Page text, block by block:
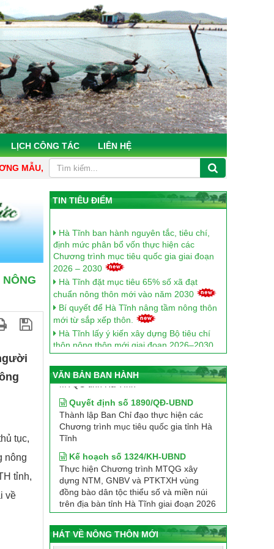
LỊCH CÔNG TÁC LIÊN HỆ
ĐỘNG, TÂM HUYẾT, KHOA HỌC, HIỆU QUẢ"
tục,
nông
tỉnh,
về
TIN TIÊU ĐIỂM
định mức phân bổ vốn thực hiện các
Chương trình mục tiêu quốc gia giai đoạn
2026 – 2030
Hà Tĩnh đặt mục tiêu 65% số xã đạt
chuẩn nông thôn mới vào năm 2030
Bí quyết để Hà Tĩnh nâng tầm nông thôn
mới từ sắp xếp thôn.
Hà Tĩnh lấy ý kiến xây dựng Bộ tiêu chí
thôn nông thôn mới giai đoạn 2026–2030
mới giai đoạn 2026 - 2030 gắn với phát
triển Chương trình OCOP
Hà Tĩnh triển khai đồng bộ các giải pháp
phát triển nông nghiệp, nông dân, nông
thôn đến năm 2030, tầm nhìn 2045
Hà Tĩnh đánh giá, phân hạng 9 sản phẩm
OCOP đạt 4 sao năm 2025
Hà Tĩnh vững bước trên hành trình xây
dựng nông thôn mới
Hà Tĩnh: OCOP gắn lợi thế vùng miền,
nâng tầm giá trị nông thôn
Bước chuyển mạnh mẽ trong xây dựng
NTM ở Hà Tĩnh
VĂN BẢN BAN HÀNH
Quyết định số 69/QĐ-UBND
Quy chế tổ chức và hoạt động của Ban
MTQG tỉnh Hà Tĩnh
Quyết định số 1890/QĐ-UBND
Thành lập Ban Chỉ đạo thực hiện các
Chương trình mục tiêu quốc gia tỉnh Hà
Tĩnh
Thực hiện Chương trình MTQG xây
dựng NTM, GNBV và PTKTXH vùng
đồng bào dân tộc thiểu số và miền núi
trên địa bàn tỉnh Hà Tĩnh giai đoạn 2026
- 2030
Thông tư hướng dẫn thực hiện tiêu chí
nông thôn mới giai đoạn 2026–2030
HÁT VỀ NÔNG THÔN MỚI